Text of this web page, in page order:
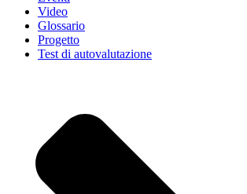
Video
Glossario
Progetto
Test di autovalutazione